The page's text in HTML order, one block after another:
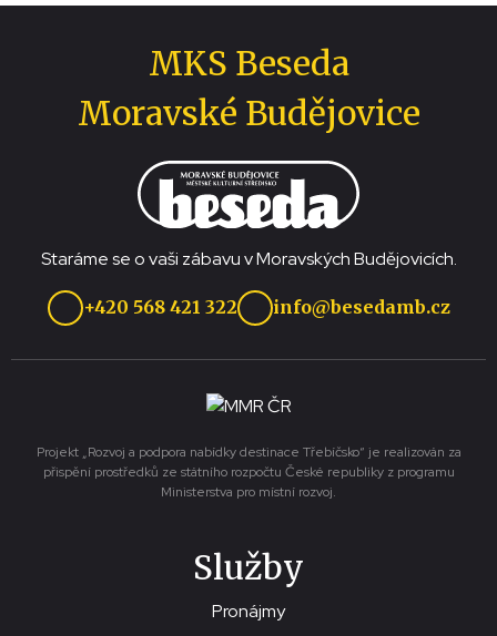
MKS Beseda
Moravské Budějovice
Staráme se o vaši zábavu v Moravských Budějovicích.
+420 568 421 322 info@besedamb.cz
Projekt „Rozvoj a podpora nabídky destinace Třebíčsko“ je realizován za
přispění prostředků ze státního rozpočtu České republiky z programu
Ministerstva pro místní rozvoj.
Služby
Pronájmy